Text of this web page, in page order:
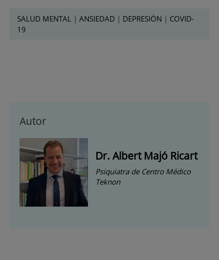
SALUD MENTAL | ANSIEDAD | DEPRESIÓN | COVID-
19
Autor
Dr. Albert Majó Ricart
Psiquiatra de Centro Médico
Teknon